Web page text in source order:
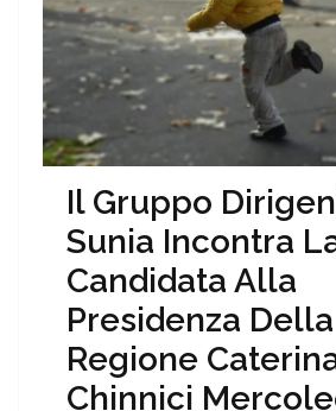
Il Gruppo
Sunia Incontra
Candidata Alla
Presidenza Della
Regione
Chinnici